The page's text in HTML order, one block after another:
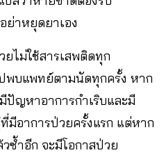
ย่าหยุดยาเอง
ไม่ใช้สารเสพติดทุก
พบแพทย์ตามนัดทุกครั้ง หาก
ญหาอาการกำเริบและมี
มีอาการป่วยครั้งแรก แต่หาก
ซ้ำอีก จะมีโอกาสป่วย